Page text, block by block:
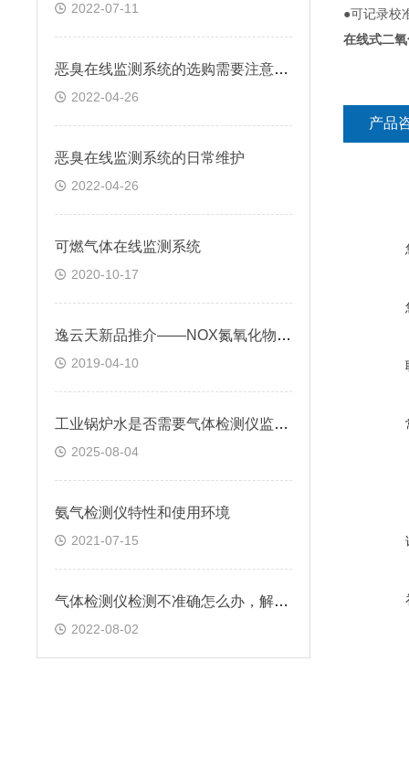
2022-07-11
恶臭在线监测系统的选购需要注意什么?
2022-04-26
恶臭在线监测系统的日常维护
2022-04-26
可燃气体在线监测系统
2020-10-17
逸云天新品推介——NOX氮氧化物气体在线监测系统 TH2000-C
2019-04-10
工业锅炉水是否需要气体检测仪监测及检测频率
2025-08-04
氨气检测仪特性和使用环境
2021-07-15
气体检测仪检测不准确怎么办，解决方法是什么？
2022-08-02
●可记录校
在线式二
产品